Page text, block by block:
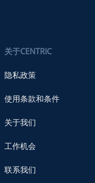
关于CENTRIC
隐私政策
使用条款和条件
关于我们
工作机会
联系我们